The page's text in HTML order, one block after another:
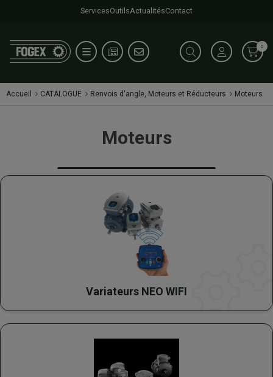
ServicesOutilsActualitésContact
0
Accueil CATALOGUE Renvois d'angle, Moteurs et Réducteurs Moteurs
Moteurs
Variateurs NEO WIFI